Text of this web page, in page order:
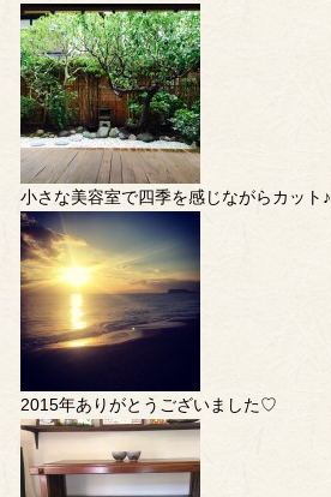
小さな美容室で四季を感じながらカット♪
2015年ありがとうございました♡